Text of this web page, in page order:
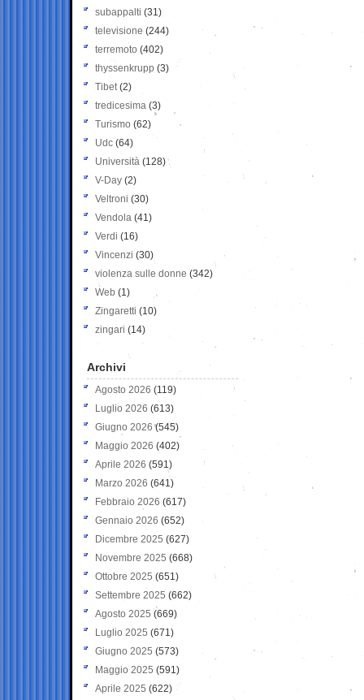
subappalti (31)
televisione(244)
terremoto (402)
thyssenkrupp (3)
Tibet(2)
tredicesima (3)
Turismo (62)
Udc (64)
Università (128)
V-Day (2)
Veltroni (30)
Vendola (41)
Verdi (16)
Vincenzi (30)
violenza sulle donne (342)
Web (1)
Zingaretti (10)
zingari (14)
Archivi
Agosto 2026 (119)
Luglio 2026 (613)
Giugno 2026 (545)
Maggio 2026 (402)
Aprile 2026 (591)
Marzo 2026 (641)
Febbraio 2026 (617)
Gennaio 2026 (652)
Dicembre 2025 (627)
Novembre 2025 (668)
Ottobre 2025 (651)
Settembre 2025 (662)
Agosto 2025 (669)
Luglio 2025 (671)
Giugno 2025 (573)
Maggio 2025 (591)
Aprile 2025 (622)